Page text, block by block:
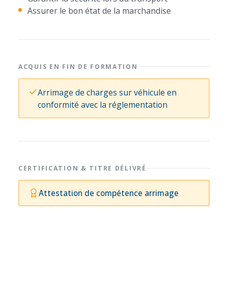
Assurer le bon état de la marchandise
ACQUIS EN FIN DE FORMATION
Arrimage de charges sur véhicule en
conformité avec la réglementation
CERTIFICATION & TITRE DÉLIVRÉ
Attestation de compétence arrimage